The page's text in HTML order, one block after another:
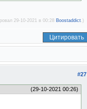
29-10-2021 в 00:28 Boostaddict .)
Цитировать
#27
(29-10-2021 00:26)